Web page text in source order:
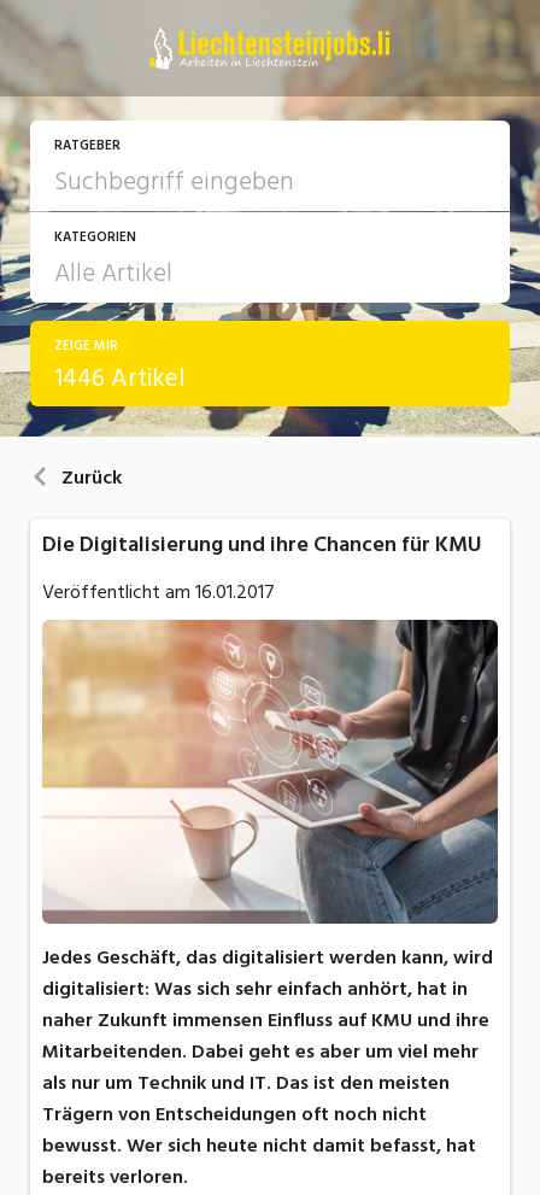
RATGEBER
KATEGORIEN
Arbeit
Ausbildung / Weiterbildung
ZEIGE MIR
1446 Artikel
Zurück
Die Digitalisierung und ihre Chancen für KMU
Veröffentlicht am16.01.2017
Jedes Geschäft, das digitalisiert werden kann, wird
digitalisiert: Was sich sehr einfach anhört, hat in
naher Zukunft immensen Einfluss auf KMU und ihre
Mitarbeitenden. Dabei geht es aber um viel mehr
als nur um Technik und IT. Das ist den meisten
Trägern von Entscheidungen oft noch nicht
bewusst. Wer sich heute nicht damit befasst, hat
bereits verloren.